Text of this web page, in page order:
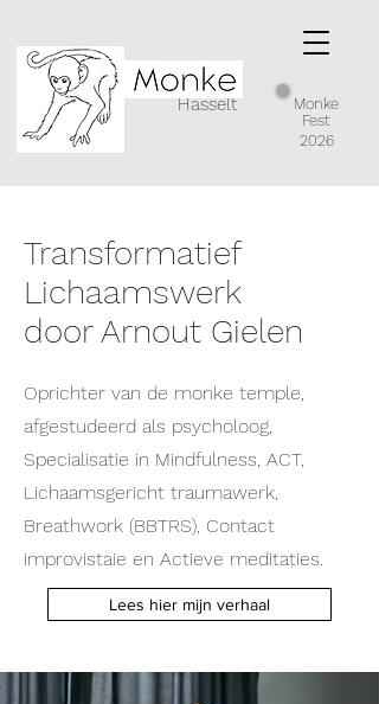
Hasselt
Monke
Fest
2026
Transformatief
Lichaamswerk
door Arnout Gielen
Oprichter van de monke temple,
afgestudeerd als psycholoog,
Specialisatie in Mindfulness, ACT,
Lichaamsgericht traumawerk,
Breathwork (BBTRS), Contact
improvistaie en Actieve meditaties.
Lees hier mijn verhaal